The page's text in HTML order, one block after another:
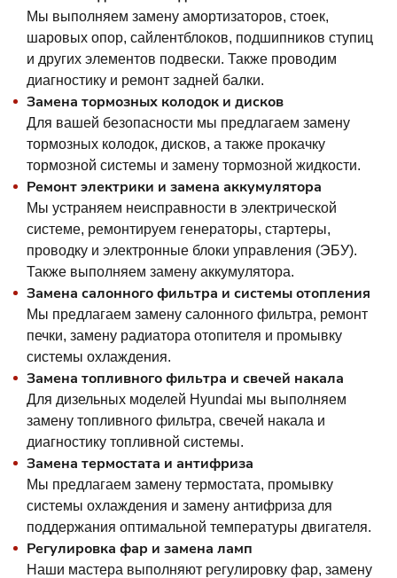
Мы выполняем замену амортизаторов, стоек,
шаровых опор, сайлентблоков, подшипников ступиц
и других элементов подвески. Также проводим
диагностику и ремонт задней балки.
Замена тормозных колодок и дисков
Для вашей безопасности мы предлагаем замену
тормозных колодок, дисков, а также прокачку
тормозной системы и замену тормозной жидкости.
Ремонт электрики и замена аккумулятора
Мы устраняем неисправности в электрической
системе, ремонтируем генераторы, стартеры,
проводку и электронные блоки управления (ЭБУ).
Также выполняем замену аккумулятора.
Замена салонного фильтра и системы отопления
Мы предлагаем замену салонного фильтра, ремонт
печки, замену радиатора отопителя и промывку
системы охлаждения.
Замена топливного фильтра и свечей накала
Для дизельных моделей Hyundai мы выполняем
замену топливного фильтра, свечей накала и
диагностику топливной системы.
Замена термостата и антифриза
Мы предлагаем замену термостата, промывку
системы охлаждения и замену антифриза для
поддержания оптимальной температуры двигателя.
Регулировка фар и замена ламп
Наши мастера выполняют регулировку фар, замену